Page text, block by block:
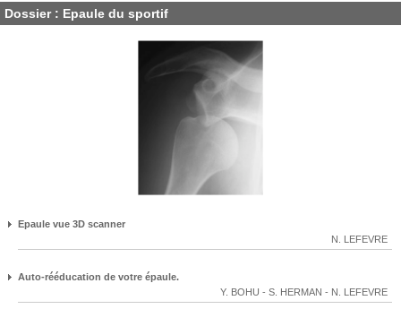
Dossier : Epaule du sportif
Epaule vue 3D scanner
N. LEFEVRE
Auto-rééducation de votre épaule.
Y. BOHU - S. HERMAN - N. LEFEVRE